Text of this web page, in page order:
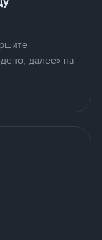
далее» на